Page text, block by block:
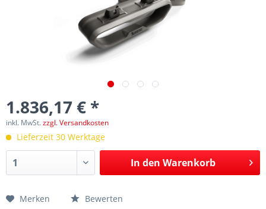
1.836,17 € *
inkl. MwSt.zzgl. Versandkosten
Lieferzeit 30 Werktage
In den Warenkorb
Merken Bewerten